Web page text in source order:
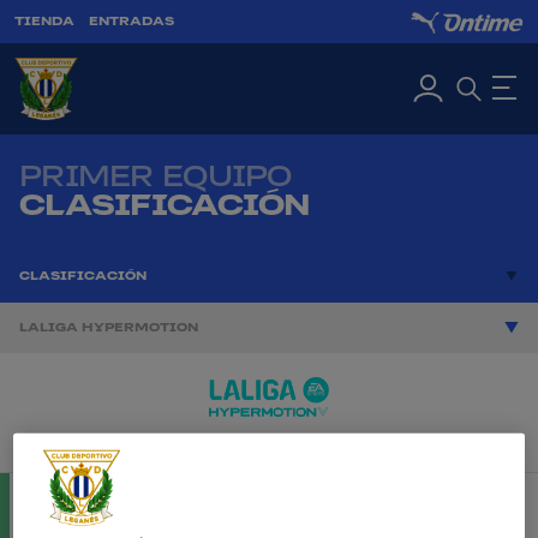
TIENDA ENTRADAS
CLASIFICACIÓN
PRIMER EQUIPO
CLASIFICACIÓN
LALIGA HYPERMOTION
POSICIÓN